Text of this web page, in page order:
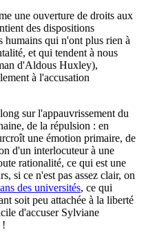
une ouverture de droits aux
des dispositions
humains qui n'ont plus rien à
et qui tendent à nous
d'Aldous Huxley),
à l'accusation
sur l'appauvrissement du
de la répulsion : en
une émotion primaire, de
d'un interlocuteur à une
rationalité, ce qui est une
si ce n'est pas assez clair, on
des universités, ce qui
soit peu attachée à la liberté
d'accuser Sylviane
!